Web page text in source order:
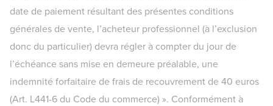
date de paiement résultant des présentes conditions
générales de vente, l’acheteur professionnel (à l’exclusion
donc du particulier) devra régler à compter du jour de
l’échéance sans mise en demeure préalable, une
indemnité forfaitaire de frais de recouvrement de 40 euros
(Art. L441-6 du Code du commerce) ». Conformément à